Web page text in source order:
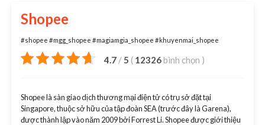
Shopee
#shopee #mgg_shopee #magiamgia_shopee #khuyenmai_shopee
4.7 / 5 ( 12326bình chọn )
Shopee là sàn giao dịch thương mại điện tử có trụ sở đặt tại
Singapore, thuộc sở hữu của tập đoàn SEA (trước đây là Garena),
được thành lập vào năm 2009 bởi Forrest Li. Shopee được giới thiệu